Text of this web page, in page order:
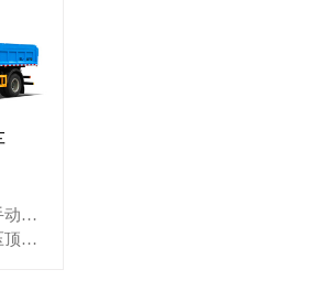
操作模式：驾驶室手动操作
卸料模式：中置液压顶双缸自卸